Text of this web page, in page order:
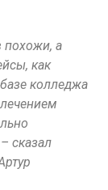
похожи, а
как
колледжа
сказал